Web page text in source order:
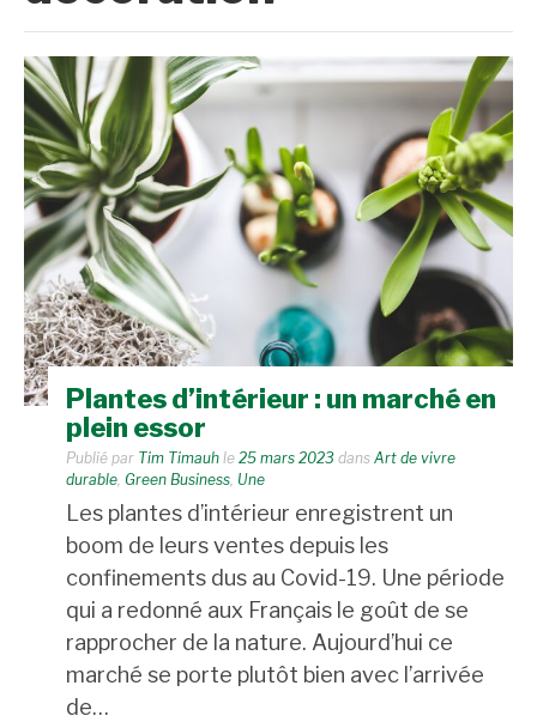
Plantes d’intérieur : un marché en
plein essor
Publié par Tim Timauh le 25 mars 2023 dans Art de vivre
durable Green Business Une
Les plantes d’intérieur enregistrent un
boom de leurs ventes depuis les
confinements dus au Covid-19. Une période
qui a redonné aux Français le goût de se
rapprocher de la nature. Aujourd’hui ce
marché se porte plutôt bien avec l’arrivée
de…